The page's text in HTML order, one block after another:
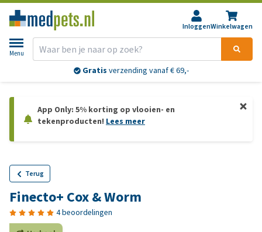
InloggenWinkelwagen
Menu
Gratis verzending vanaf € 69,-
App Only: 5% korting op vlooien- en
tekenproducten! Lees meer
Terug
Finecto+ Cox & Worm
4 beoordelingen